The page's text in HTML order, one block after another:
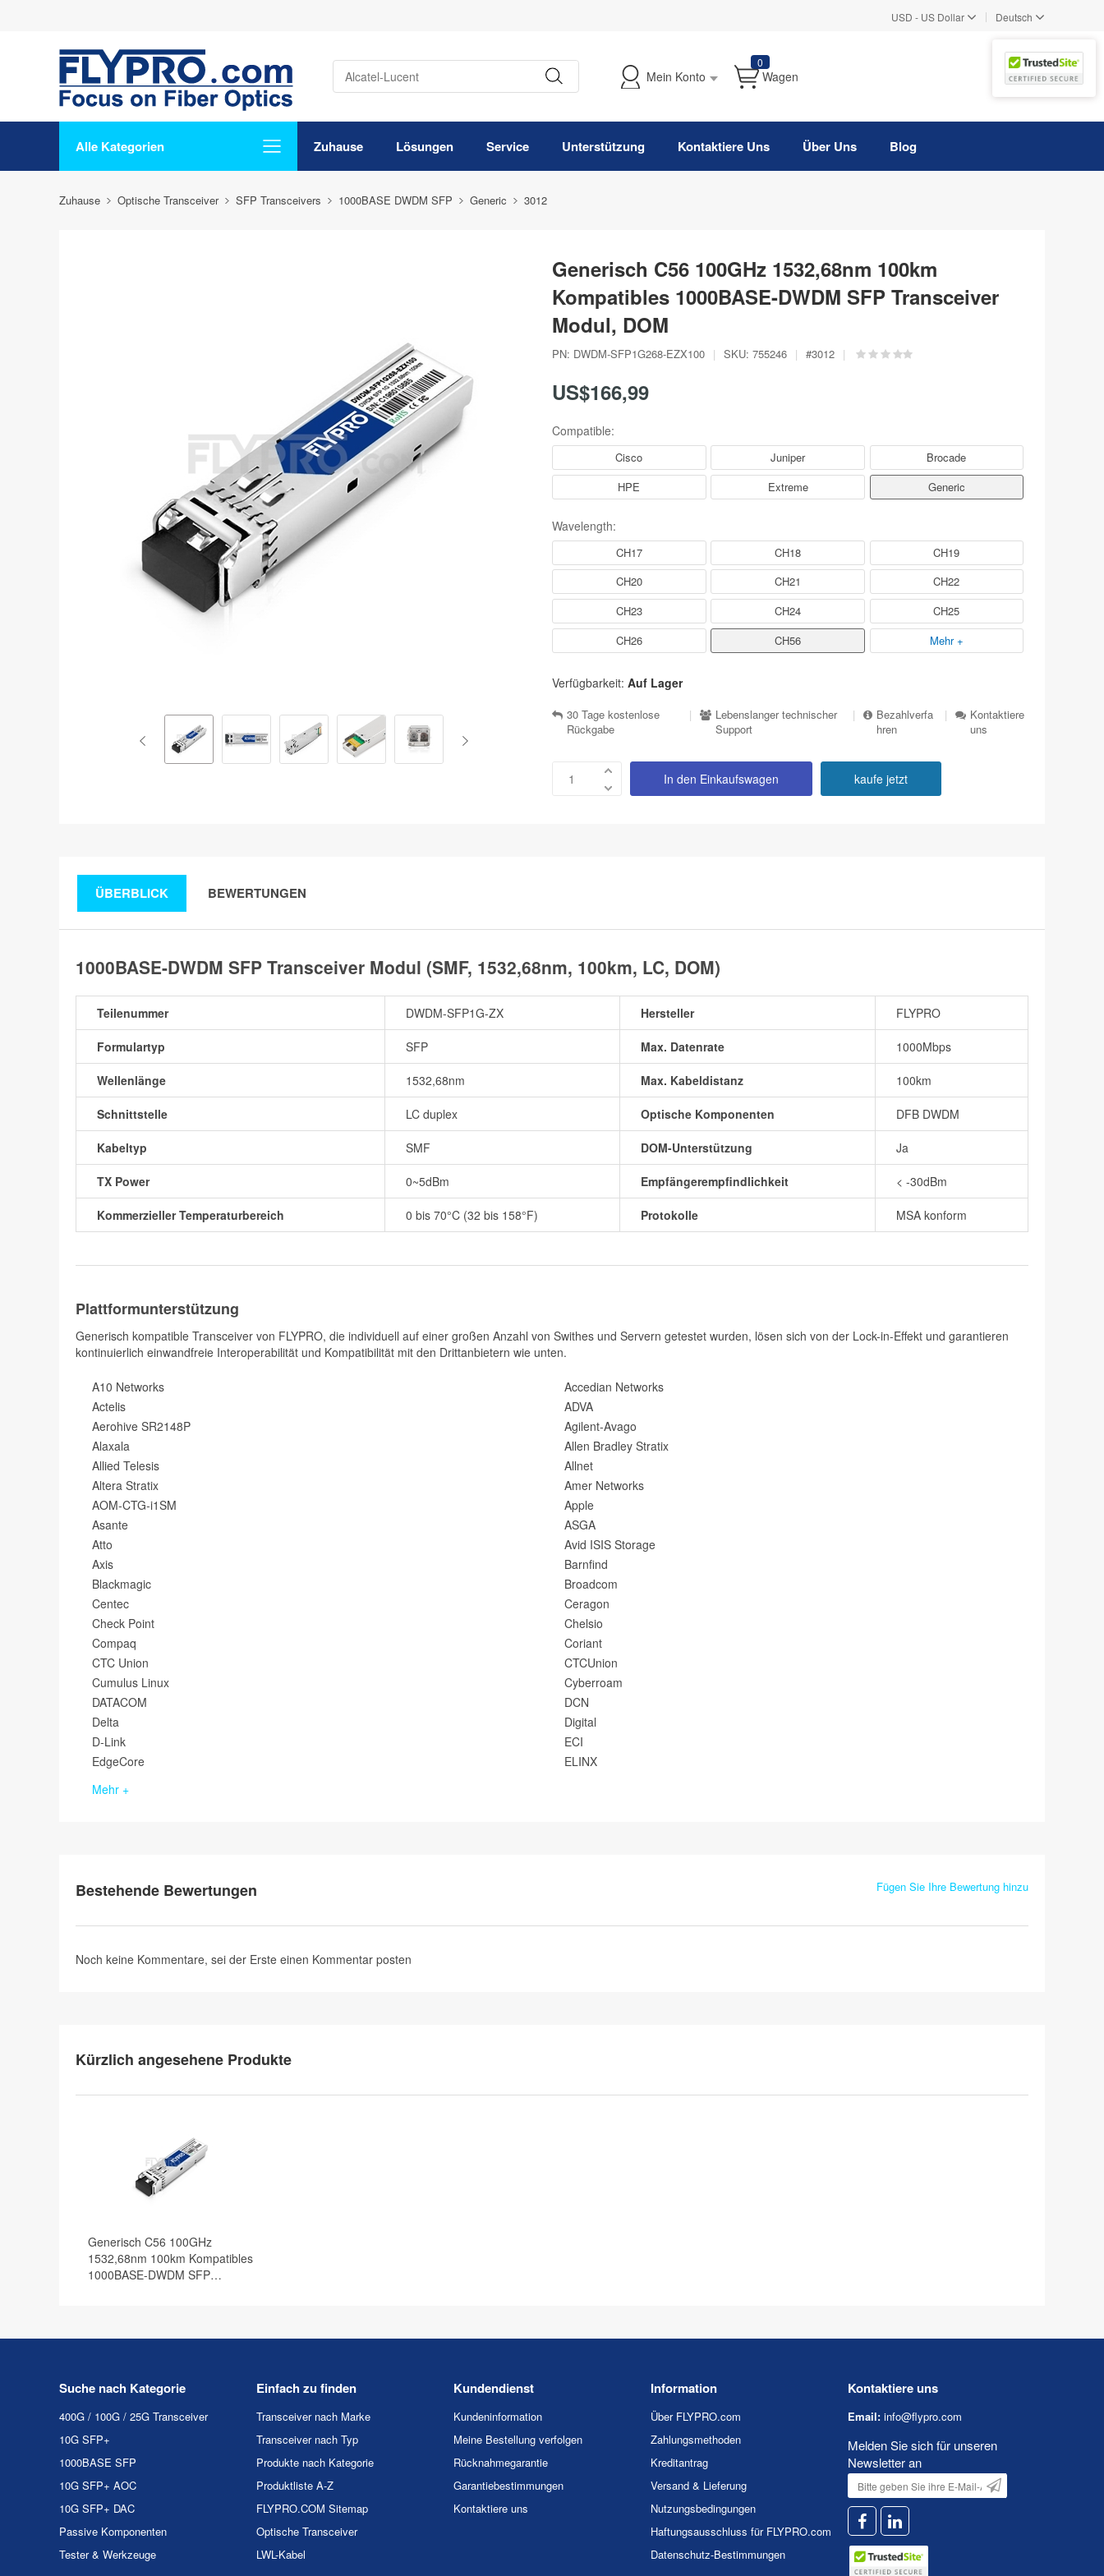
USD - US Dollar | Deutsch
Mein Konto
0
Wagen
Alle Kategorien Zuhause Lösungen Service Unterstützung Kontaktiere Uns Über Uns Blog
Zuhause Optische Transceiver SFP Transceivers 1000BASE DWDM SFP Generic 3012
Generisch C56 100GHz 1532,68nm 100km
Kompatibles 1000BASE-DWDM SFP Transceiver
Modul, DOM
PN: DWDM-SFP1G268-EZX100 | SKU: 755246 | #3012 |
US$166,99
Compatible:
Cisco Juniper
Brocade
HPE
Extreme Generic
Wavelength:
CH17 CH18
CH19
CH20
CH21
CH22
CH23
CH24
CH25
CH26
CH56 Mehr +
Verfügbarkeit: Auf Lager
30 Tage kostenlose
Rückgabe
|
Lebenslanger technischer
Support
|
Bezahlverfa
hren
|
Kontaktiere
uns
In den Einkaufswagen kaufe jetzt
ÜBERBLICK BEWERTUNGEN
1000BASE-DWDM SFP Transceiver Modul (SMF, 1532,68nm, 100km, LC, DOM)
Teilenummer DWDM-SFP1G-ZX Hersteller FLYPRO
Formulartyp SFP Max. Datenrate 1000Mbps
Wellenlänge 1532,68nm Max. Kabeldistanz 100km
Schnittstelle LC duplex Optische Komponenten DFB DWDM
Kabeltyp SMF DOM-Unterstützung Ja
TX Power 0~5dBm Empfängerempfindlichkeit < -30dBm
Kommerzieller Temperaturbereich 0 bis 70°C (32 bis 158°F) Protokolle MSA konform
Plattformunterstützung
Generisch kompatible Transceiver von FLYPRO, die individuell auf einer großen Anzahl von Swithes und Servern getestet wurden, lösen sich von der Lock-in-Effekt und garantieren
kontinuierlich einwandfreie Interoperabilität und Kompatibilität mit den Drittanbietern wie unten.
A10 Networks
Accedian Networks
Actelis
ADVA
Aerohive SR2148P
Agilent-Avago
Alaxala
Allen Bradley Stratix
Allied Telesis
Allnet
Altera Stratix
Amer Networks
AOM-CTG-i1SM
Apple
Asante
ASGA
Atto
Avid ISIS Storage
Axis
Barnfind
Blackmagic
Broadcom
Centec
Ceragon
Check Point
Chelsio
Compaq
Coriant
CTC Union
CTCUnion
Cumulus Linux
Cyberroam
DATACOM
DCN
Delta
Digital
D-Link
ECI
EdgeCore
ELINX
Mehr +
Bestehende Bewertungen Fügen Sie Ihre Bewertung hinzu
Noch keine Kommentare, sei der Erste einen Kommentar posten
Kürzlich angesehene Produkte
Generisch C56 100GHz
1532,68nm 100km Kompatibles
1000BASE-DWDM SFP
Suche nach Kategorie
400G / 100G / 25G Transceiver
10G SFP+
1000BASE SFP
10G SFP+ AOC
10G SFP+ DAC
Passive Komponenten
Tester & Werkzeuge
Einfach zu finden
Transceiver nach Marke
Transceiver nach Typ
Produkte nach Kategorie
Produktliste A-Z
FLYPRO.COM Sitemap
Optische Transceiver
LWL-Kabel
Kundendienst
Kundeninformation
Meine Bestellung verfolgen
Rücknahmegarantie
Garantiebestimmungen
Kontaktiere uns
Information
Über FLYPRO.com
Zahlungsmethoden
Kreditantrag
Versand & Lieferung
Nutzungsbedingungen
Haftungsausschluss für FLYPRO.com
Datenschutz-Bestimmungen
Kontaktiere uns
Email: info@flypro.com
Melden Sie sich für unseren
Newsletter an